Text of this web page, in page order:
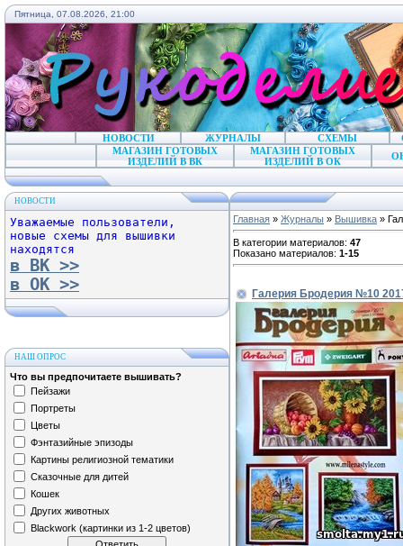
Пятница, 07.08.2026, 21:00
НОВОСТИ ЖУРНАЛЫ СХЕМЫ
МАГАЗИН ГОТОВЫХ
ИЗДЕЛИЙ В ВК
МАГАЗИН ГОТОВЫХ
ИЗДЕЛИЙ В ОК
НОВОСТИ
Уважаемые пользователи,
новые схемы для вышивки
находятся
в ВК >>
в ОК >>
НАШ ОПРОС
Что вы предпочитаете вышивать?
Пейзажи
Портреты
Цветы
Фэнтазийные эпизоды
Картины религиозной тематики
Сказочные для дитей
Кошек
Других животных
Blackwork (картинки из 1-2 цветов)
Главная » Журналы » Вышивка »
В категории материалов: 47
Показано материалов: 1-15
Галерия Бродерия №10